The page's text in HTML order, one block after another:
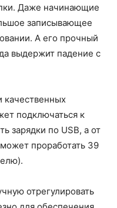
Даже начинающие
записывающее
А его прочный
выдержит падение с
качественных
подключаться к
зарядки по USB, а от
проработать 39
отрегулировать